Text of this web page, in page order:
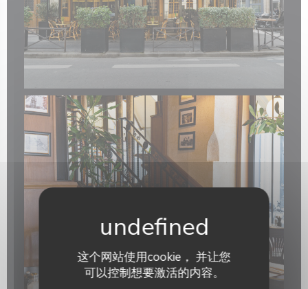
这个网站使用cookie， 并让您
可以控制想要激活的内容。